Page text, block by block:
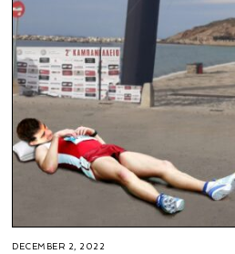
DECEMBER 2, 2022